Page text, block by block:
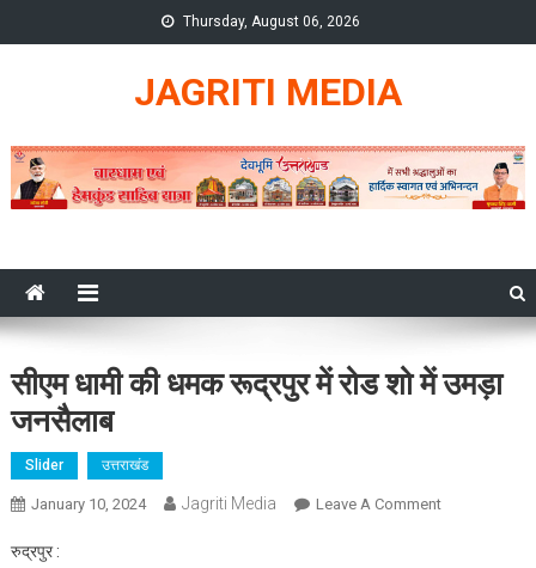
to
Thursday, August 06, 2026
JAGRITI MEDIA
सीएम धामी की धमक रूद्रपुर में रोड शो में उमड़ा
जनसैलाब
Slider उत्तराखंड
January 10, 2024 Jagriti Media Leave A CommentOn
रुद्रपुर :